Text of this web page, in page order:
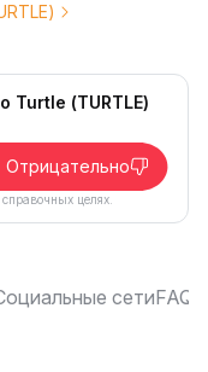
Turtle (TURTLE)
Отрицательно
целях.
сетиFAQ